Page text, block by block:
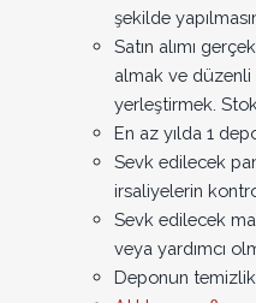
şekilde
Satın alımı
almak ve düzenli
yerleştirmek.
En az yılda 1
Sevk edilecek
irsaliyelerin
Sevk edilecek
veya yardımcı
Deponun